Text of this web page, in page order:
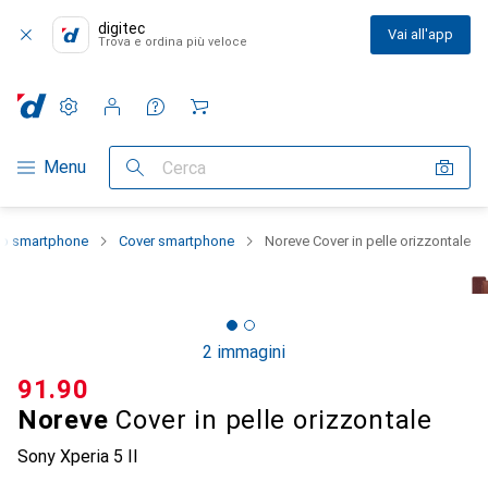
digitec
Trova e ordina più veloce Vai all'app
Categoria Navigazione
Menu Cerca
Impostazioni
Conto cliente
Liste di confronto
Liste dei desideri
Carrello
smartphone Cover smartphone Noreve Cover in pelle orizzontale
2 immagini
Noreve Cover in pelle orizzontale
Sony Xperia 5 II
CHF
91.90